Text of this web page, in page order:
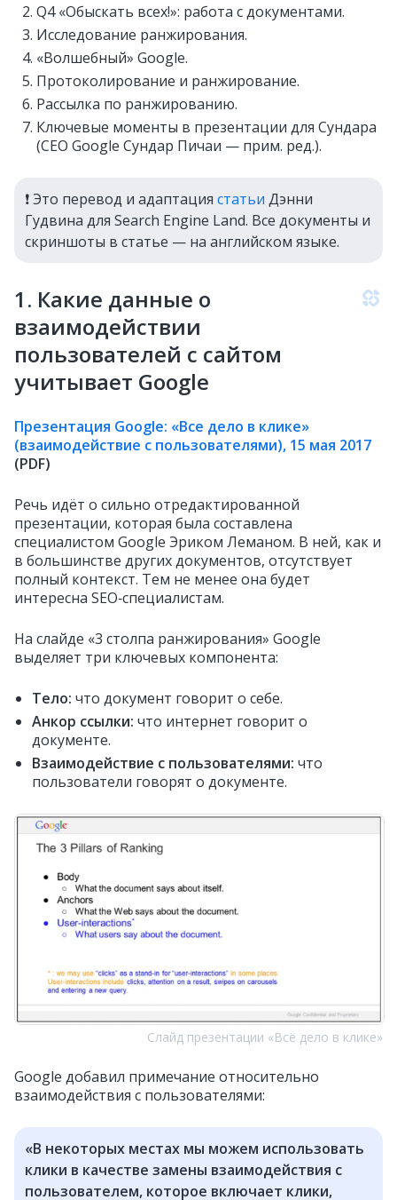
Q4 «Обыскать всех!»: работа с документами.
Исследование ранжирования.
«Волшебный» Google.
Протоколирование и ранжирование.
Рассылка по ранжированию.
Ключевые моменты в презентации для Сундара
(CEO Google Сундар Пичаи — прим. ред.).
❗️ Это перевод и адаптация статьи Дэнни
Гудвина для Search Engine Land. Все документы и
скриншоты в статье — на английском языке.
1. Какие данные о
взаимодействии
пользователей с сайтом
учитывает Google
Презентация Google: «Все дело в клике»
(взаимодействие с пользователями), 15 мая 2017
(PDF)
Речь идёт о сильно отредактированной
презентации, которая была составлена
специалистом Google Эриком Леманом. В ней, как и
в большинстве других документов, отсутствует
полный контекст. Тем не менее она будет
интересна SEO‑специалистам.
На слайде «3 столпа ранжирования» Google
выделяет три ключевых компонента:
Тело: что документ говорит о себе.
Анкор ссылки: что интернет говорит о
документе.
Взаимодействие с пользователями: что
пользователи говорят о документе.
Слайд презентации «Всё дело в клике»
Google добавил примечание относительно
взаимодействия с пользователями:
«В некоторых местах мы можем использовать
клики в качестве замены взаимодействия с
пользователем, которое включает клики,